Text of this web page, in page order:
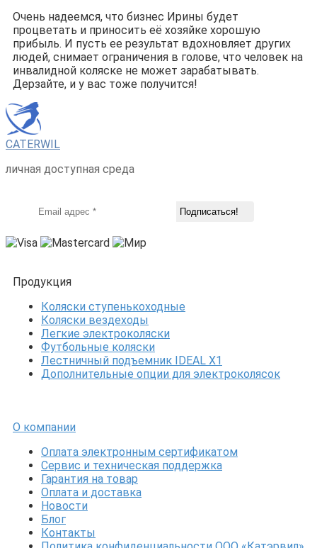
Очень надеемся, что бизнес Ирины будет
процветать и приносить её хозяйке хорошую
прибыль. И пусть ее результат вдохновляет других
людей, снимает ограничения в голове, что человек на
инвалидной коляске не может зарабатывать.
Дерзайте, и у вас тоже получится!
CATERWIL
личная доступная среда
Продукция
Коляски ступенькоходные
Коляски вездеходы
Легкие электроколяски
Футбольные коляски
Лестничный подъемник IDEAL X1
Дополнительные опции для электроколясок
О компании
Оплата электронным сертификатом
Сервис и техническая поддержка
Гарантия на товар
Оплата и доставка
Новости
Блог
Контакты